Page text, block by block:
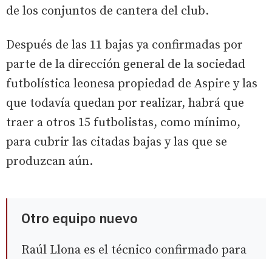
de los conjuntos de cantera del club.
Después de las 11 bajas ya confirmadas por
parte de la dirección general de la sociedad
futbolística leonesa propiedad de Aspire y las
que todavía quedan por realizar, habrá que
traer a otros 15 futbolistas, como mínimo,
para cubrir las citadas bajas y las que se
produzcan aún.
Otro equipo nuevo
Raúl Llona es el técnico confirmado para